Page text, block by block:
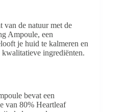
van de natuur met de
Ampoule, een
je huid te kalmeren en
ingrediënten.
bevat een
van 80% Heartleaf